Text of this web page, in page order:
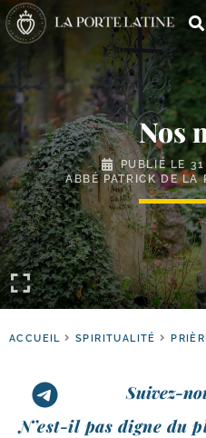
Nos
PUBLIÉ LE
ABBÉ PATRICK DE LA
ACCUEIL SPIRITUALITÉ
Suivez-
N’est-il pas digne du